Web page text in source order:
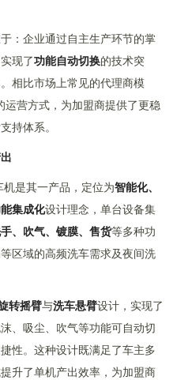
：企业通过自主生产环节的掌
现了功能自动切换的技术突
相比市场上常见的代理商模
营方式，为加盟商提供了更稳
持体系。
是其一产品，定位为智能化、
集成化设计理念，单台设备集
、吹气、镀膜、售货等多种功
区域的高频洗车需求及夜间洗
转摇臂与洗车悬臂设计，实现了
、吸尘、吹气等功能可自动切
性。这种设计既满足了车主多
升了单机产出效率，为加盟商